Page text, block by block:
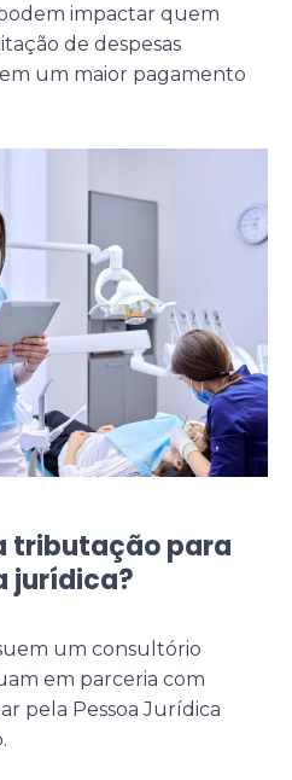
impactar quem
de despesas
um maior pagamento
tributação para
jurídica?
um consultório
em parceria com
pela Pessoa Jurídica